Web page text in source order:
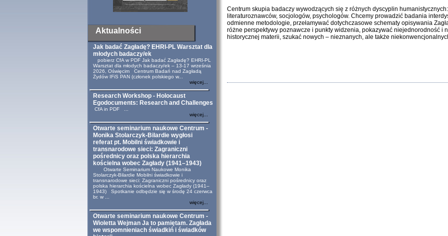
Aktualności
Jak badać Zagładę? EHRI-PL Warsztat dla
młodych badaczy/ek
pobierz CfA w PDF Jak badać Zagładę? EHRI-PL
Warsztat dla młodych badaczy/ek – 13-17 września
2026, Oświęcim Centrum Badań nad Zagładą
Żydów IFiS PAN (członek polskiego w...
więcej...
Research Workshop - Holocaust
Egodocuments: Research and Challenges
CfA in PDF ...
więcej...
Otwarte seminarium naukowe Centrum -
Monika Stolarczyk-Bilardie wygłosi
referat pt. Mobilni świadkowie i
transnarodowe sieci: Zagraniczni
pośrednicy oraz polska hierarchia
kościelna wobec Zagłady (1941–1943)
Otwarte Seminarium Naukowe Monika
Stolarczyk-Bilardie Mobilni świadkowie i
transnarodowe sieci: Zagraniczni pośrednicy oraz
polska hierarchia kościelna wobec Zagłady (1941–
1943) Spotkanie odbędzie się w środę 24 czerwca
br. w ...
więcej...
Otwarte seminarium naukowe Centrum -
Wioletta Wejman Ja to pamiętam. Zagłada
we wspomnieniach świadkiń i świadków
Centrum skupia badaczy wywodzących się z różnych dyscyplin
literaturoznawców, socjologów, psychologów. Chcemy prowadzić badania
odmienne metodologie, przełamywać dotychczasowe schematy opisywania
różne perspektywy poznawcze i punkty widzenia, pokazywać niejednorodność i
historycznej materii, szukać nowych – nieznanych, ale także